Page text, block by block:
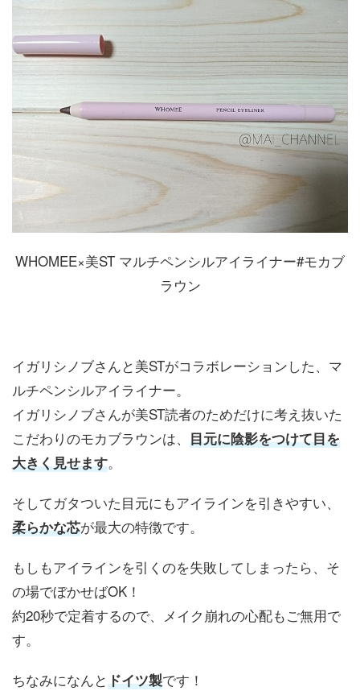
WHOMEE×美ST マルチペンシルアイライナー#モカブ
ラウン
イガリシノブさんと美STがコラボレーションした、マ
ルチペンシルアイライナー。
イガリシノブさんが美ST読者のためだけに考え抜いた
こだわりのモカブラウンは、 目元に陰影をつけて目を
大きく見せます。
そしてガタついた目元にもアイラインを引きやすい、
柔らかな芯が最大の特徴です。
もしもアイラインを引くのを失敗してしまったら、そ
の場でぼかせばOK！
約20秒で定着するので、メイク崩れの心配もご無用で
す。
ちなみになんとドイツ製です！